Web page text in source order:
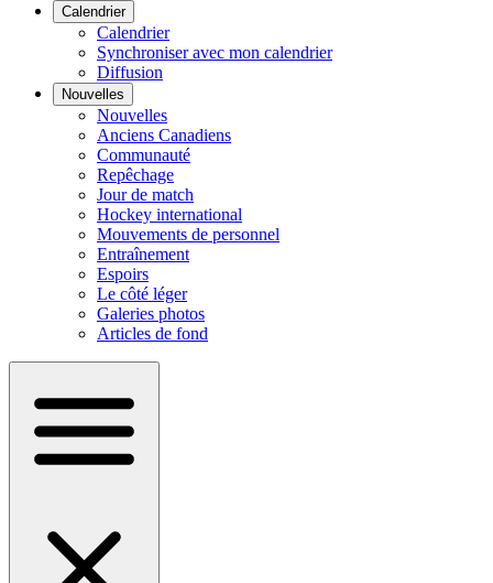
Calendrier
Calendrier
Synchroniser avec mon calendrier
Diffusion
Nouvelles
Nouvelles
Anciens Canadiens
Communauté
Repêchage
Jour de match
Hockey international
Mouvements de personnel
Entraînement
Espoirs
Le côté léger
Galeries photos
Articles de fond